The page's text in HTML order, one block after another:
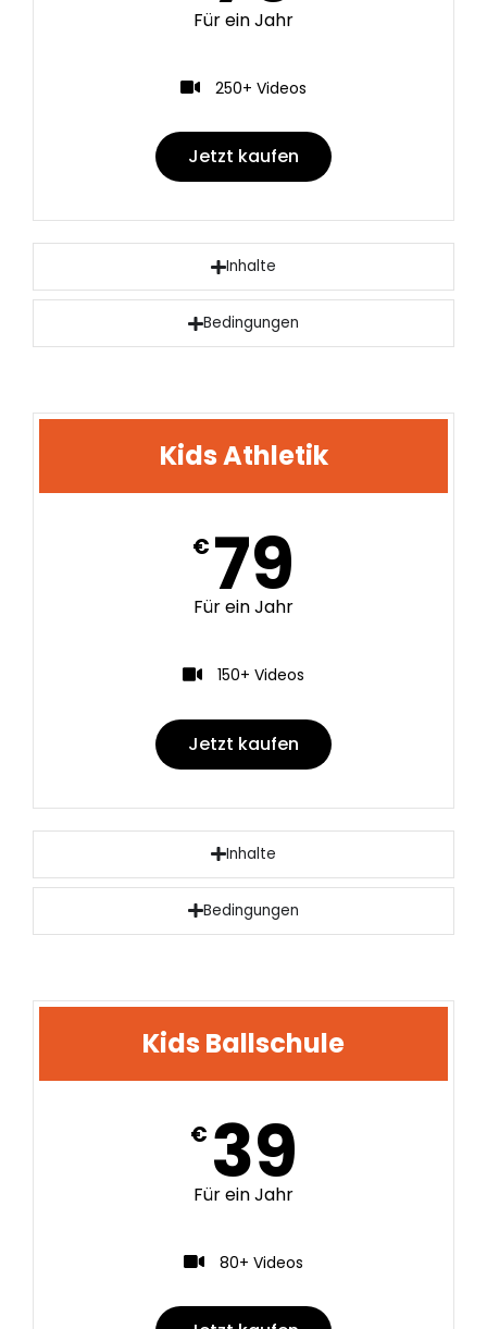
Für ein Jahr
250+ Videos
Jetzt kaufen
Inhalte
Bedingungen
Kids Athletik
€ 79
Für ein Jahr
150+ Videos
Jetzt kaufen
Inhalte
Bedingungen
Kids Ballschule
€ 39
Für ein Jahr
80+ Videos